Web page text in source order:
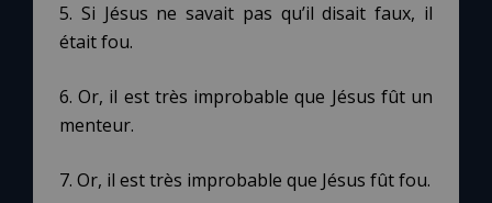
5. Si Jésus ne savait pas qu’il disait faux, il
était fou.
6. Or, il est très improbable que Jésus fût un
menteur.
7. Or, il est très improbable que Jésus fût fou.